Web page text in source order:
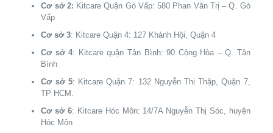
Cơ sở 2: Kitcare Quận Gò Vấp: 580 Phan Văn Trị – Q. Gò
Vấp
Cơ sở 3: Kitcare Quận 4: 127 Khánh Hội, Quận 4
Cơ sở 4: Kitcare quận Tân Bình: 90 Cộng Hòa – Q. Tân
Bình
Cơ sở 5: Kitcare Quận 7: 132 Nguyễn Thị Thập, Quận 7,
TP HCM.
Cơ sở 6: Kitcare Hóc Môn: 14/7A Nguyễn Thị Sóc, huyện
Hóc Môn